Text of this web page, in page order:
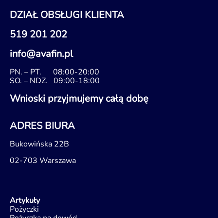
DZIAŁ OBSŁUGI KLIENTA
519 201 202
info@avafin.pl
PN. – PT. 08:00-20:00
SO. – NDZ. 09:00-18:00
Wnioski przyjmujemy całą dobę
ADRES BIURA
Bukowińska 22B
02-703 Warszawa
Artykuły
Pożyczki